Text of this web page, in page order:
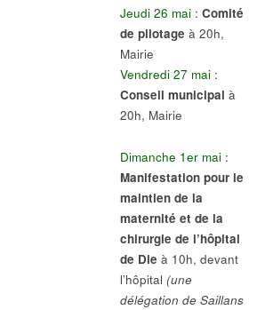
Jeudi 26 mai : Comité
de pilotage à 20h,
Mairie
Vendredi 27 mai :
Conseil municipal à
20h, Mairie
Dimanche 1er mai :
Manifestation pour le
maintien de la
maternité et de la
chirurgie de l’hôpital
de Die à 10h, devant
l’hôpital (une
délégation de Saillans